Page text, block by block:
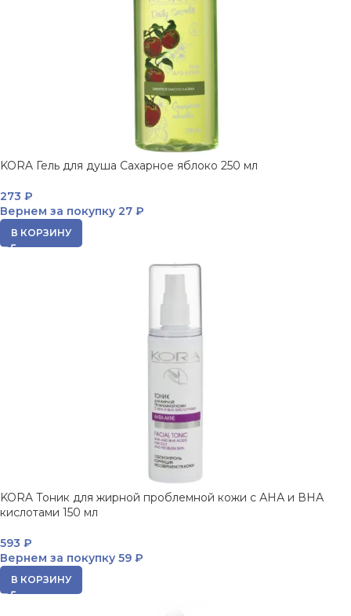
KORA Гель для душа Сахарное яблоко 250 мл
273 ₽
Вернем за покупку 27 ₽
В КОРЗИНУ
KORA Тоник для жирной проблемной кожи с АНА и ВНА
кислотами 150 мл
593 ₽
Вернем за покупку 59 ₽
В КОРЗИНУ